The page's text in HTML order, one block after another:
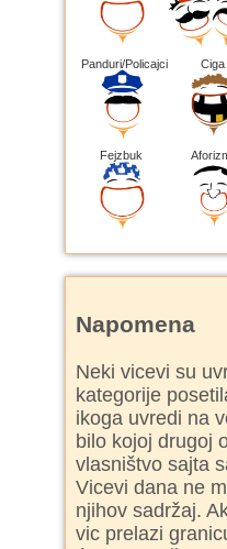
Panduri/Policajci Ciga
Fejzbuk
Napomena
Neki vicevi su
kategorije
ikoga uvredi na
bilo kojoj drugoj
vlasništvo sajta
Vicevi dana ne
njihov sadržaj.
vic prelazi